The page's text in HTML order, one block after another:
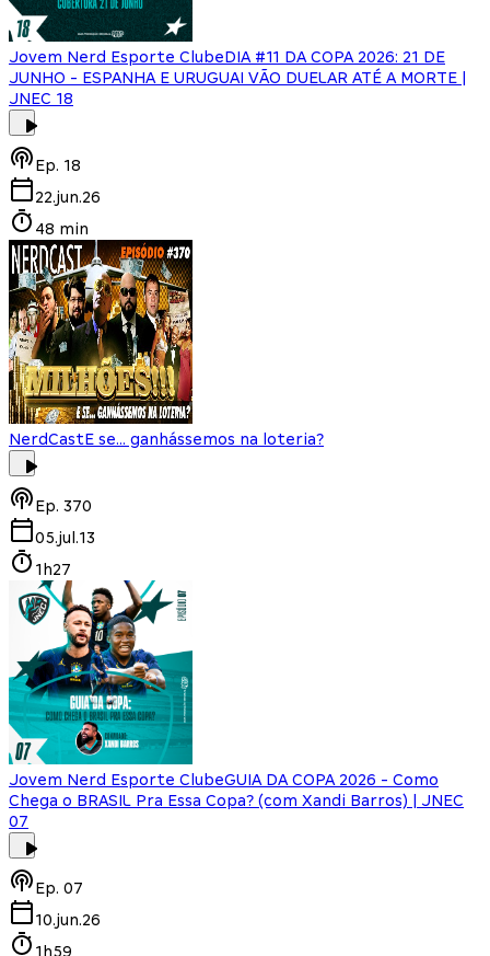
Jovem Nerd Esporte ClubeDIA #11 DA COPA 2026: 21 DE
JUNHO - ESPANHA E URUGUAI VÃO DUELAR ATÉ A MORTE |
JNEC 18
Ep. 18
22.jun.26
48 min
NerdCastE se... ganhássemos na loteria?
Ep. 370
05.jul.13
1h27
Jovem Nerd Esporte ClubeGUIA DA COPA 2026 - Como
Chega o BRASIL Pra Essa Copa? (com Xandi Barros) | JNEC
07
Ep. 07
10.jun.26
1h59